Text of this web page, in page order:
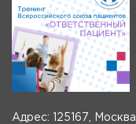
Адрес: 125167, Москва,